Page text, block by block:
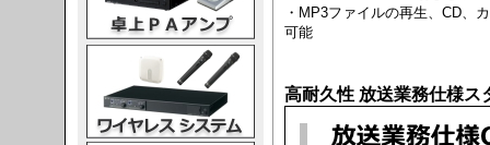
・MP3ファイルの再生、CD、
可能
高耐久性 放送業務仕様ス